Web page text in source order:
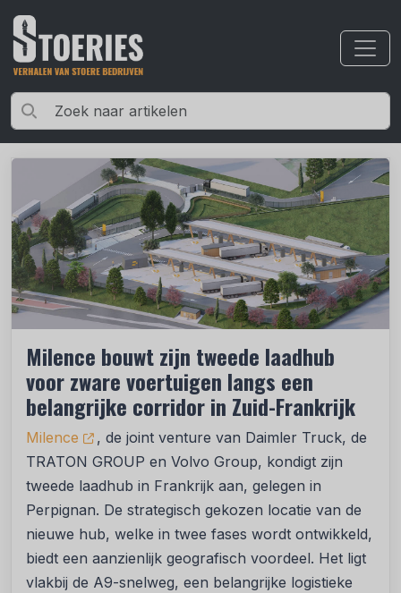
Milence bouwt zijn tweede laadhub
voor zware voertuigen langs een
belangrijke corridor in Zuid-Frankrijk
Milence
, de joint venture van Daimler Truck, de
TRATON GROUP en Volvo Group, kondigt zijn
tweede laadhub in Frankrijk aan, gelegen in
Perpignan. De strategisch gekozen locatie van de
nieuwe hub, welke in twee fases wordt ontwikkeld,
biedt een aanzienlijk geografisch voordeel. Het ligt
vlakbij de A9-snelweg, een belangrijke logistieke